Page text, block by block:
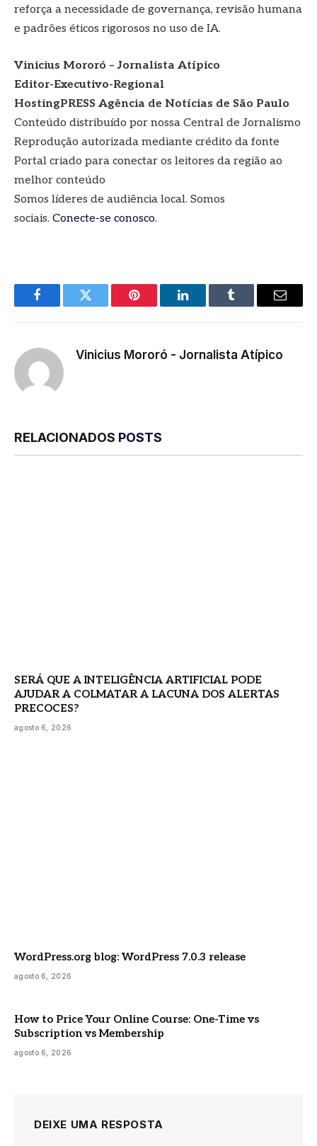
reforça a necessidade de governança, revisão humana
e padrões éticos rigorosos no uso de IA.
Vinicius Mororó – Jornalista Atípico
Editor-Executivo-Regional
HostingPRESS Agência de Notícias de São Paulo
Conteúdo distribuído por nossa Central de Jornalismo
Reprodução autorizada mediante crédito da fonte
Portal criado para conectar os leitores da região ao
melhor conteúdo
Somos líderes de audiência local. Somos
sociais. Conecte-se conosco.
FacebookTwitter Pinterest LinkedInTumblr
E-
Vinicius Mororó - Jornalista Atípico
RELACIONADOS POSTS
SERÁ QUE A INTELIGÊNCIA ARTIFICIAL PODE
AJUDAR A COLMATAR A LACUNA DOS ALERTAS
PRECOCES?
agosto 6, 2026
WordPress.org blog: WordPress 7.0.3 release
agosto 6, 2026
How to Price Your Online Course: One-Time vs
Subscription vs Membership
agosto 6, 2026
DEIXE UMA RESPOSTA